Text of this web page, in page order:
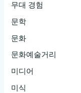
무대 경험
문학
문화
문화예술거리
미디어
미식